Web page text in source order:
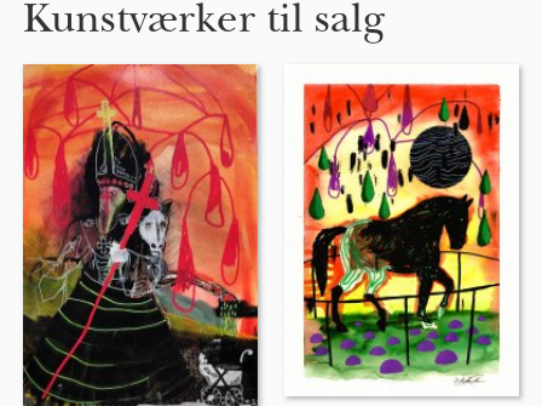
Kunstværker til salg